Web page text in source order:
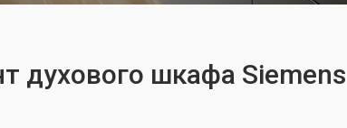
духового шкафа